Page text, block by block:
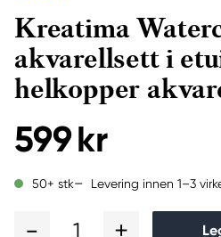
Kreatima
akvarellsett i
helkopper
599 kr
50+ stk Levering innen 1–3
1